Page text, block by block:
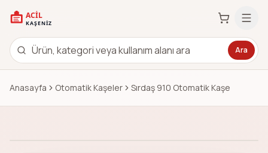
Ara
Anasayfa Otomatik Kaşeler Sırdaş 910 Otomatik Kaşe